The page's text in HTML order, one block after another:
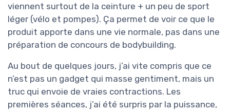
viennent surtout de la ceinture + un peu de sport
léger (vélo et pompes). Ça permet de voir ce que le
produit apporte dans une vie normale, pas dans une
préparation de concours de bodybuilding.
Au bout de quelques jours, j’ai vite compris que ce
n’est pas un gadget qui masse gentiment, mais un
truc qui envoie de vraies contractions. Les
premières séances, j’ai été surpris par la puissance,